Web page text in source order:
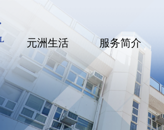
航元洲生活 服务简介